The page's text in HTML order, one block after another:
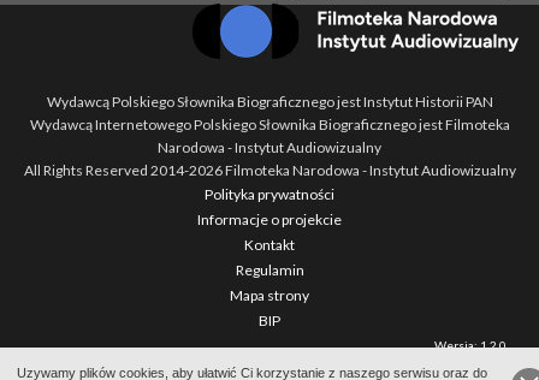
Uzywamy plików cookies, aby ułatwić Ci korzystanie z naszego serwisu oraz do
Wydawcą Polskiego Słownika Biograficznego jest Instytut Historii PAN
Wydawcą Internetowego Polskiego Słownika Biograficznego jest Filmoteka
Narodowa - Instytut Audiowizualny
All Rights Reserved 2014-2026Filmoteka Narodowa - Instytut Audiowizualny
Polityka prywatności
Informacje o projekcie
Kontakt
Regulamin
Mapa strony
BIP
Wersja: 1.2.0